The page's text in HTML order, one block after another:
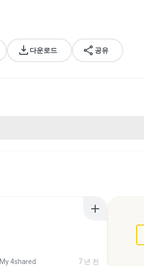
다운로드 공유
My 4shared 7 년 전